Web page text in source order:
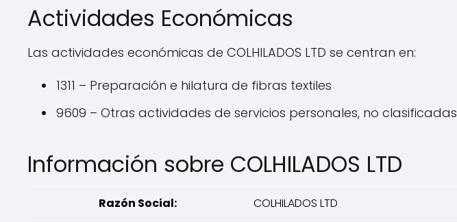
Actividades Económicas
Las actividades económicas de COLHILADOS LTD se centran en:
1311 – Preparación e hilatura de fibras textiles
9609 – Otras actividades de servicios personales, no clasificadas
Información sobre COLHILADOS LTD
Razón Social:
COLHILADOS LTD